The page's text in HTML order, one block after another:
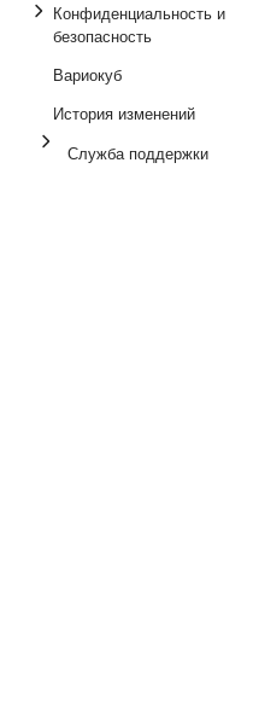
Конфиденциальность и
безопасность
Вариокуб
История изменений
Служба поддержки